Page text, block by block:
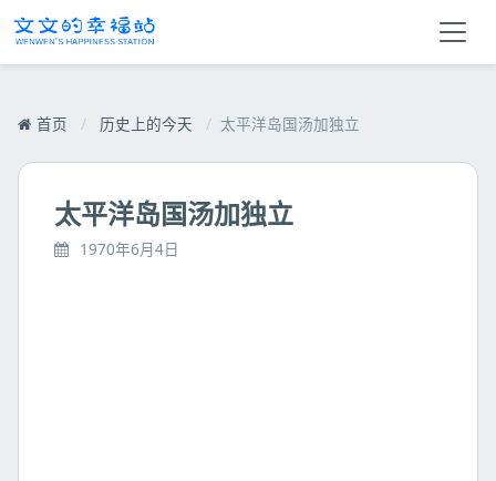
首页 / 历史上的今天 / 太平洋岛国汤加独立
太平洋岛国汤加独立
1970年6月4日